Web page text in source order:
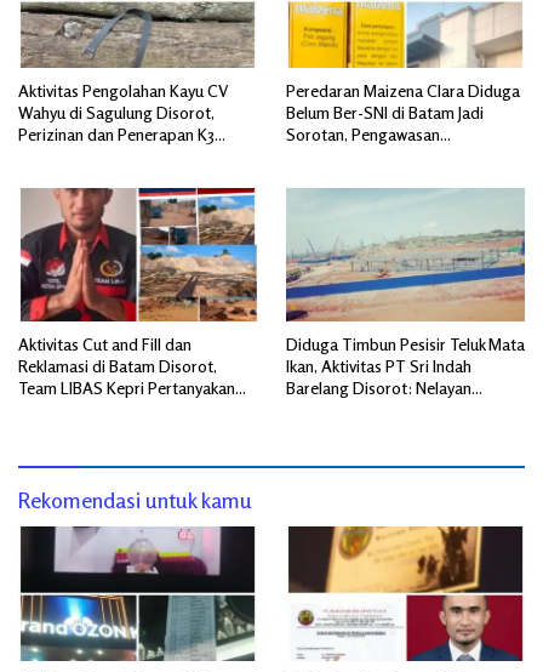
Aktivitas Pengolahan Kayu CV
Wahyu di Sagulung Disorot,
Perizinan dan Penerapan K3
Peredaran Maizena Clara Diduga
Belum Ber-SNI di Batam Jadi
Sorotan, Pengawasan
Aktivitas Cut and Fill dan
Reklamasi di Batam Disorot,
Team LIBAS Kepri Pertanyakan
Diduga Timbun Pesisir Teluk Mata
Ikan, Aktivitas PT Sri Indah
Barelang Disorot: Nelayan
Rekomendasi untuk kamu